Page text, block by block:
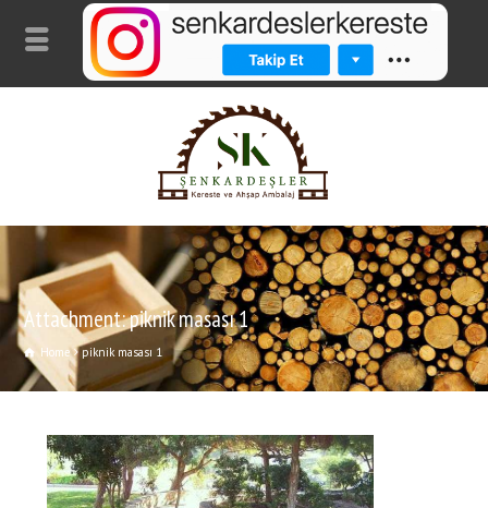
Attachment: piknik masası 1
Home piknik masası 1